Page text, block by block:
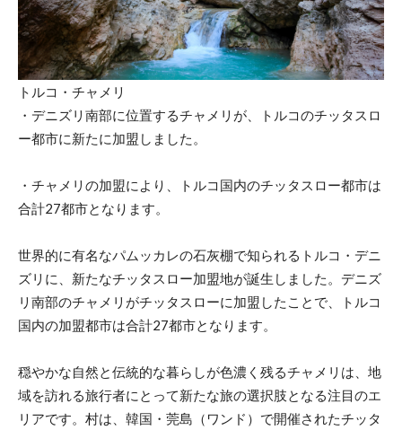
トルコ・チャメリ
・デニズリ南部に位置するチャメリが、トルコのチッタスロ
ー都市に新たに加盟しました。
・チャメリの加盟により、トルコ国内のチッタスロー都市は
合計27都市となります。
世界的に有名なパムッカレの石灰棚で知られるトルコ・デニ
ズリに、新たなチッタスロー加盟地が誕生しました。デニズ
リ南部のチャメリがチッタスローに加盟したことで、トルコ
国内の加盟都市は合計27都市となります。
穏やかな自然と伝統的な暮らしが色濃く残るチャメリは、地
域を訪れる旅行者にとって新たな旅の選択肢となる注目のエ
リアです。村は、韓国・莞島（ワンド）で開催されたチッタ